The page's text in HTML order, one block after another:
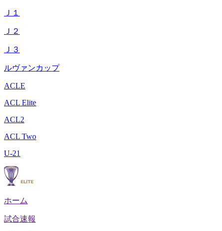
Ｊ１
Ｊ２
Ｊ３
ルヴァンカップ
ACLE
ACL Elite
ACL2
ACL Two
U-21
ホーム
試合速報